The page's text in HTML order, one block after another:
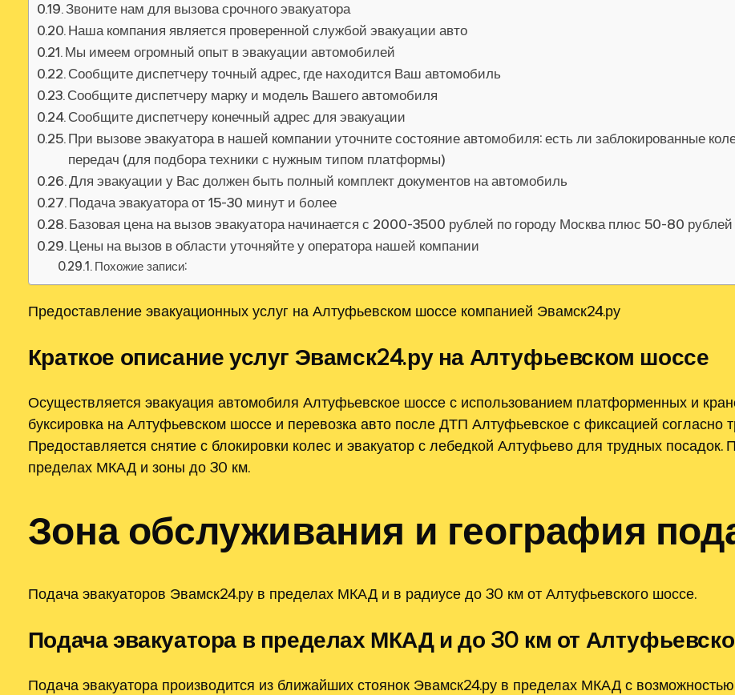
Звоните нам для вызова срочного эвакуатора
Наша компания является проверенной службой эвакуации авто
Мы имеем огромный опыт в эвакуации автомобилей
Сообщите диспетчеру точный адрес, где находится Ваш автомобиль
Сообщите диспетчеру марку и модель Вашего автомобиля
Сообщите диспетчеру конечный адрес для эвакуации
При вызове эвакуатора в нашей компании уточните состояние автомобиля: есть ли заблокированные
передач (для подбора техники с нужным типом платформы)
Для эвакуации у Вас должен быть полный комплект документов на автомобиль
Подача эвакуатора от 15-30 минут и более
Базовая цена на вызов эвакуатора начинается с 2000-3500 рублей по городу Москва плюс 50-80
Цены на вызов в области уточняйте у оператора нашей компании
Похожие записи:
Предоставление эвакуационных услуг на Алтуфьевском шоссе компанией Эвамск24.ру
Краткое описание услуг Эвамск24.ру на Алтуфьевском шоссе
Осуществляется эвакуация автомобиля Алтуфьевское шоссе с использованием платформенных и
буксировка на Алтуфьевском шоссе и перевозка авто после ДТП Алтуфьевское с фиксацией согласно
Предоставляется снятие с блокировки колес и эвакуатор с лебедкой Алтуфьево для трудных посадок.
пределах МКАД и зоны до 30 км.
Зона обслуживания и география
Подача эвакуаторов Эвамск24.ру в пределах МКАД и в радиусе до 30 км от Алтуфьевского шоссе.
Подача эвакуатора в пределах МКАД и до 30 км от
Подача эвакуатора производится из ближайших стоянок Эвамск24.ру в пределах МКАД с